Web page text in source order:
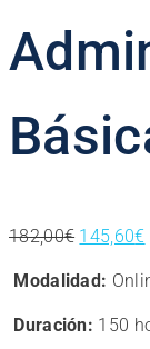
182,00€ El
original
era:
145,60€
Modalidad:
Duración: 150